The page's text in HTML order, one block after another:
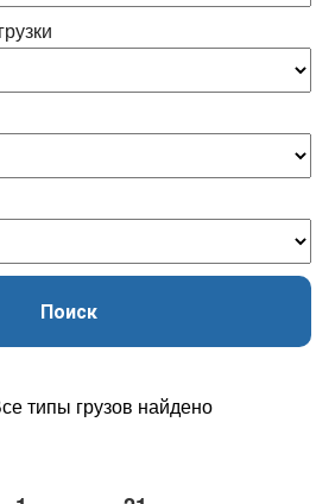
Поиск
типы грузов найдено